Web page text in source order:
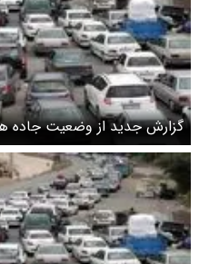
گزارش جدید از وضعیت جاده
محور‌های چالوس و هراز